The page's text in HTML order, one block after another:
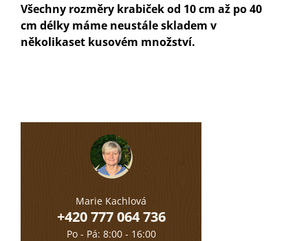
Všechny rozměry krabiček od 10 cm až po 40
cm délky máme neustále skladem v
několikaset kusovém množství.
Marie Kachlová
+420 777 064 736
Po - Pá: 8:00 - 16:00